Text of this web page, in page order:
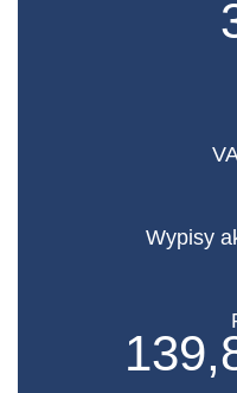
Wypisy